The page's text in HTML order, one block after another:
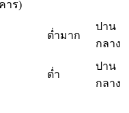
รและค่าคอมมิชชั่นการคัด
าร)
ต่ำมาก
ปาน
กลาง
ต่ำ
ปาน
กลาง